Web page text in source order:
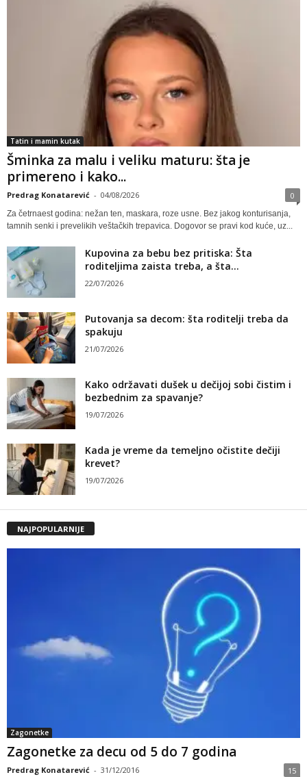
Tatin i mamin kutak
Šminka za malu i veliku maturu: šta je
primereno i kako...
Predrag Konatarević - 04/08/2026 0
Za četrnaest godina: nežan ten, maskara, roze usne. Bez jakog konturisanja,
tamnih senki i prevelikih veštačkih trepavica. Dogovor se pravi kod kuće, uz...
Kupovina za bebu bez pritiska: Šta
roditeljima zaista treba, a šta...
22/07/2026
Putovanja sa decom: šta roditelji treba da
spakuju
21/07/2026
Kako održavati dušek u dečijoj sobi čistim i
bezbednim za spavanje?
19/07/2026
Kada je vreme da temeljno očistite dečiji
krevet?
19/07/2026
NAJPOPULARNIJE
Zagonetke
Zagonetke za decu od 5 do 7 godina
Predrag Konatarević - 31/12/2016 15